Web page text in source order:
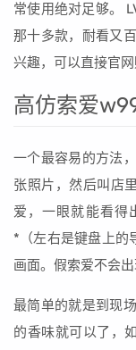
常使用绝对足够。
那十多款，耐看又
兴趣，可以直接官
高仿索爱
一个最容易的方法
张照片，然后叫店
爱，一眼就能看得
*（左右是键盘上的
画面。假索爱不会
最简单的就是到现
的香味就可以了，